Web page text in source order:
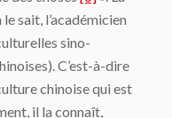
sait, l’académicien
sino-
C’est-à-dire
chinoise qui est
il la connaît,